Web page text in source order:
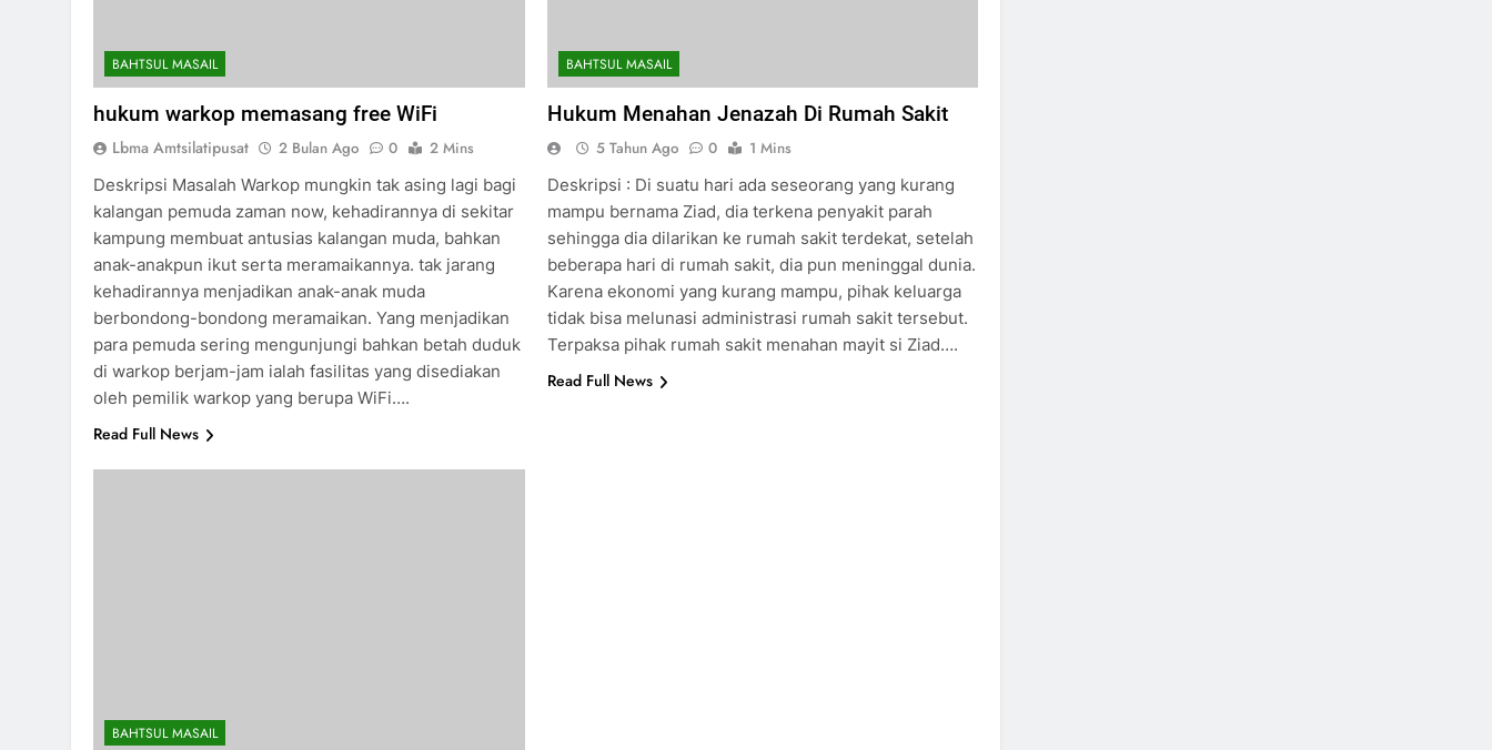
BAHTSUL MASAIL
hukum warkop memasang free WiFi
Lbma Amtsilatipusat 2 Bulan Ago 0
2 Mins
Deskripsi Masalah Warkop mungkin tak asing lagi bagi
kalangan pemuda zaman now, kehadirannya di sekitar
kampung membuat antusias kalangan muda, bahkan
anak-anakpun ikut serta meramaikannya. tak jarang
kehadirannya menjadikan anak-anak muda
berbondong-bondong meramaikan. Yang menjadikan
para pemuda sering mengunjungi bahkan betah duduk
di warkop berjam-jam ialah fasilitas yang disediakan
oleh pemilik warkop yang berupa WiFi….
Read Full News
BAHTSUL MASAIL
Hukum Menahan Jenazah Di Rumah Sakit
5 Tahun Ago 0
1 Mins
Deskripsi : Di suatu hari ada seseorang yang kurang
mampu bernama Ziad, dia terkena penyakit parah
sehingga dia dilarikan ke rumah sakit terdekat, setelah
beberapa hari di rumah sakit, dia pun meninggal dunia.
Karena ekonomi yang kurang mampu, pihak keluarga
tidak bisa melunasi administrasi rumah sakit tersebut.
Terpaksa pihak rumah sakit menahan mayit si Ziad….
Read Full News
BAHTSUL MASAIL